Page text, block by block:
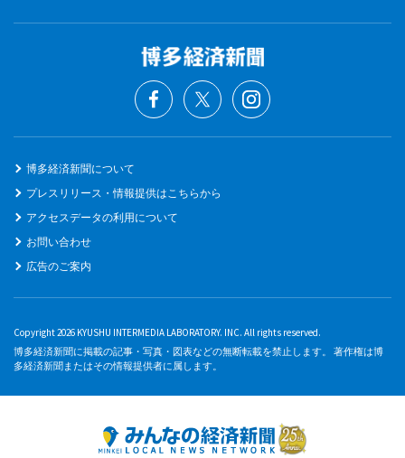
博多経済新聞について
プレスリリース・情報提供はこちらから
アクセスデータの利用について
お問い合わせ
広告のご案内
Copyright 2026 KYUSHU INTERMEDIA LABORATORY. INC. All rights reserved.
博多経済新聞に掲載の記事・写真・図表などの無断転載を禁止します。 著作権は博
多経済新聞またはその情報提供者に属します。